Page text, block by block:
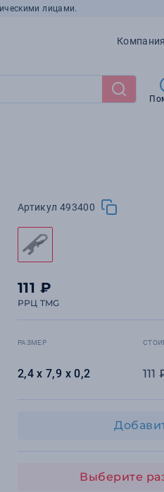
лицами.
Компания
Артикул 493400
111 ₽
РРЦ TMG
РАЗМЕР
2,4 х 7,9 х 0,2 111
Выберите